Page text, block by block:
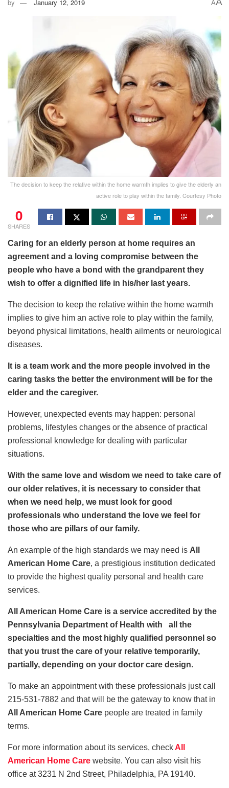
by January 12, 2019 A
The decision to keep the relative within the home warmth implies to give the elderly an
active role to play within the family. Courtesy Photo
0
SHARES
Caring for an elderly person at home requires an
agreement and a loving compromise between the
people who have a bond with the grandparent they
wish to offer a dignified life in his/her last years.
The decision to keep the relative within the home warmth
implies to give him an active role to play within the family,
beyond physical limitations, health ailments or neurological
diseases.
It is a team work and the more people involved in the
caring tasks the better the environment will be for the
elder and the caregiver.
However, unexpected events may happen: personal
problems, lifestyles changes or the absence of practical
professional knowledge for dealing with particular
situations.
With the same love and wisdom we need to take care of
our older relatives, it is necessary to consider that
when we need help, we must look for good
professionals who understand the love we feel for
those who are pillars of our family.
An example of the high standards we may need is All
American Home Care, a prestigious institution dedicated
to provide the highest quality personal and health care
services.
All American Home Care is a service accredited by the
Pennsylvania Department of Health with all the
specialties and the most highly qualified personnel so
that you trust the care of your relative temporarily,
partially, depending on your doctor care design.
To make an appointment with these professionals just call
215-531-7882 and that will be the gateway to know that in
All American Home Care people are treated in family
terms.
For more information about its services, checkAll
American Home Care website. You can also visit his
office at 3231 N 2nd Street, Philadelphia, PA 19140.